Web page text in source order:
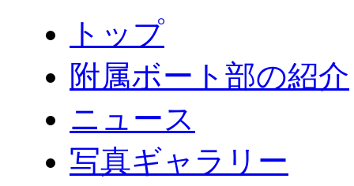
トップ
附属ボート部の紹介
ニュース
写真ギャラリー